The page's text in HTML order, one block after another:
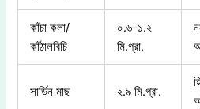
কাঁচা কলা/
কাঁঠালবিচি
০.৬–১.২
মি.গ্রা.
সার্ডিন মাছ ২.৯ মি.গ্রা.